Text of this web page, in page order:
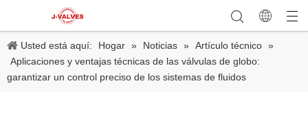
Usted está aquí: Hogar » Noticias » Artículo técnico »
Aplicaciones y ventajas técnicas de las válvulas de globo:
garantizar un control preciso de los sistemas de fluidos